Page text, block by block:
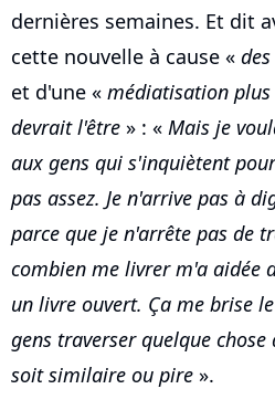
dernières semaines. Et dit
cette nouvelle à cause «
et d'une « médiatisation
devrait l'être » : « Mais je
aux gens qui s'inquiètent
pas assez. Je n'arrive pas à
parce que je n'arrête pas de
combien me livrer m'a aidée
un livre ouvert. Ça me brise
gens traverser quelque
soit similaire ou pire ».